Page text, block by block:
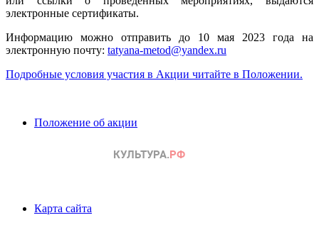
электронные сертификаты.
Информацию можно отправить до 10 мая 2023 года на
электронную почту: tatyana-metod@yandex.ru
Подробные условия участия в Акции читайте в Положении.
Положение об акции
Карта сайта